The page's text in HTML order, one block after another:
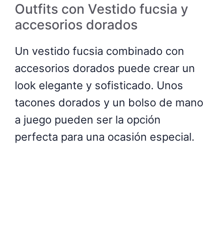
Outfits con Vestido fucsia y
accesorios dorados
Un vestido fucsia combinado con
accesorios dorados puede crear un
look elegante y sofisticado. Unos
tacones dorados y un bolso de mano
a juego pueden ser la opción
perfecta para una ocasión especial.